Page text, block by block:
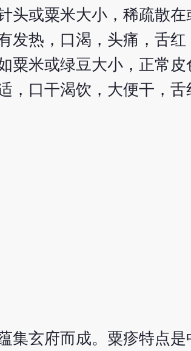
头或粟米大小，稀疏散
发热，口渴，头痛，舌红
粟米或绿豆大小，正常
，口干渴饮，大便干，舌
集玄府而成。粟疹特点是